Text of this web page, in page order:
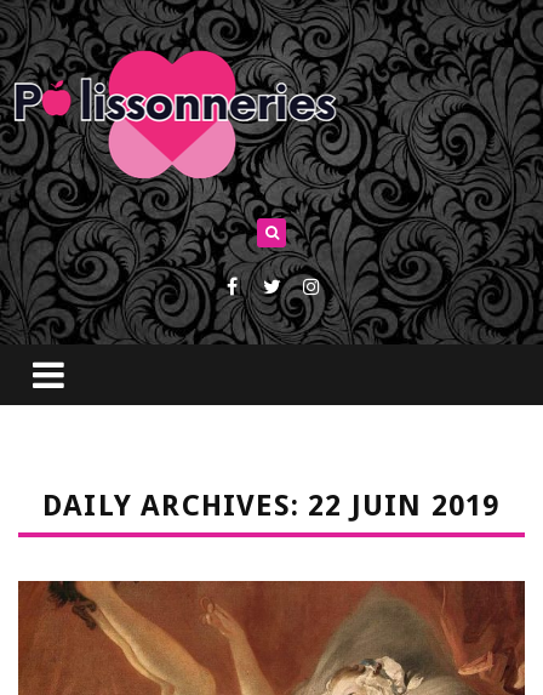
DAILY ARCHIVES: 22 JUIN 2019